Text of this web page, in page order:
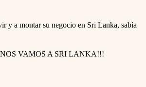
y a montar su negocio en Sri Lanka, sabía
VAMOS A SRI LANKA!!!